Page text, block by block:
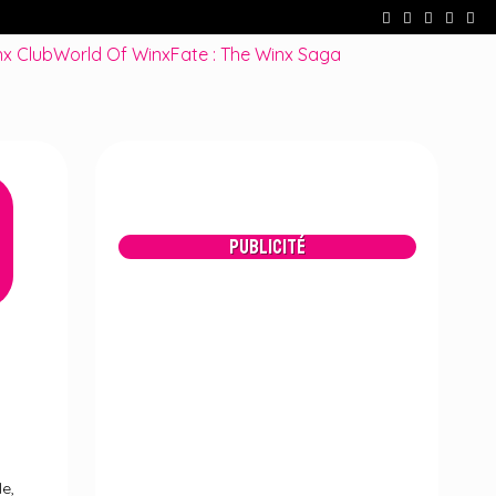
Fate : The Winx Saga – De nouveaux extraits et une date
ClubWorld Of WinxFate : The Winx Saga
Publicité